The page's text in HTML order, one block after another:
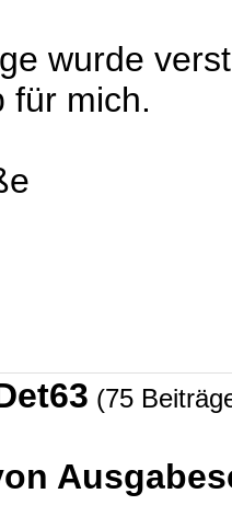
wurde
für mich.
(75